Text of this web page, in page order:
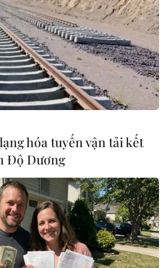
gần
Phải đổi mới công tác quy
hoạch và tổ chức phát
triển hạ tầng
06/08/2026 09:53
Cầu Đắk Lung sập sau cú
tông của xe tải cẩu, 2 người
thoát chết
06/08/2026 09:00
hóa tuyến vận tải kết
Độ Dương